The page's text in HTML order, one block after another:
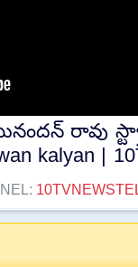
రావు
kalyan |